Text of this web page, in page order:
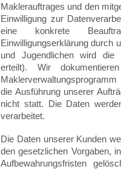
Maklerauftrages und den
Einwilligung zur
eine konkrete
Einwilligungserklärung durch
und Jugendlichen wird die
erteilt). Wir
die Ausführung unserer
nicht statt. Die Daten
verarbeitet.
Die Daten unserer Kunden
den gesetzlichen Vorgaben,
Aufbewahrungsfristen